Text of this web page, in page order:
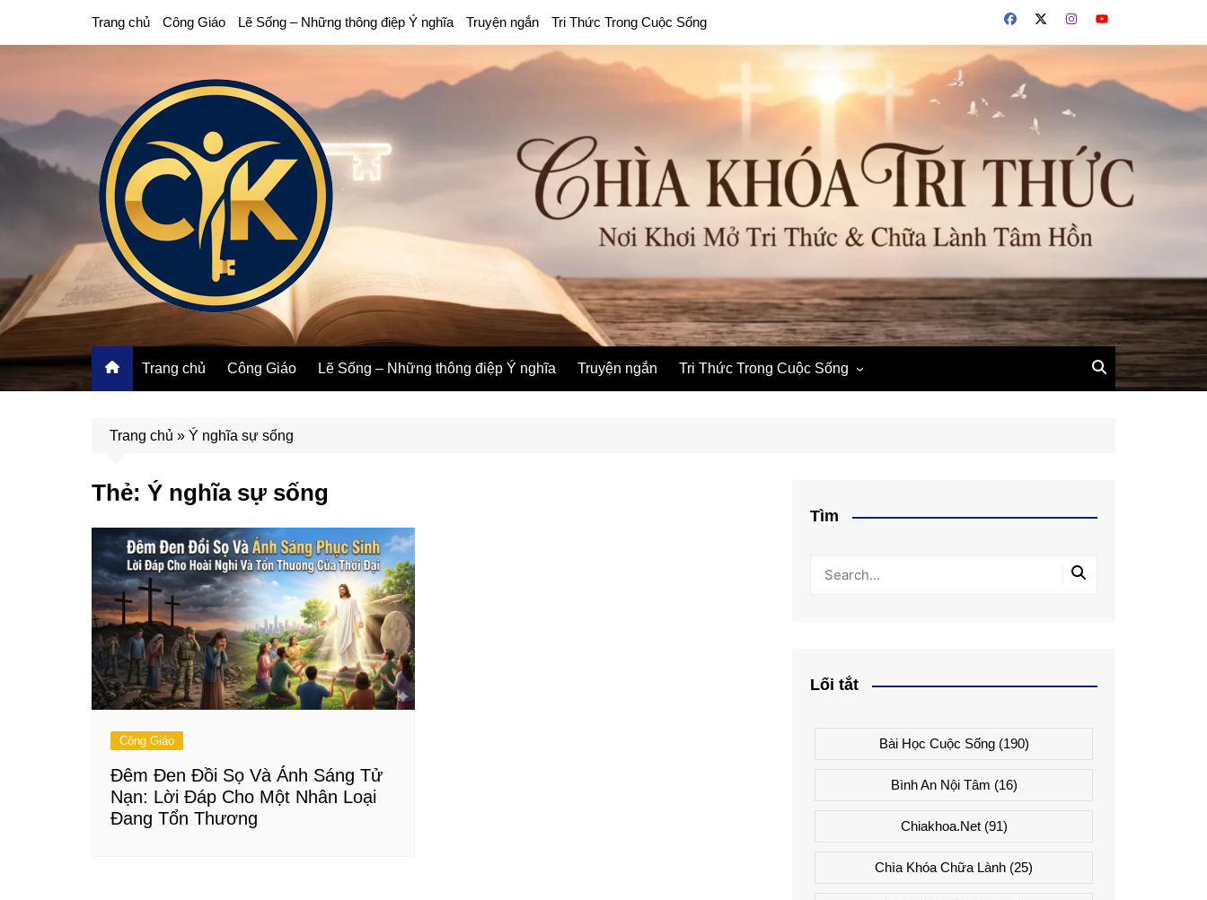
Trang chủ Công Giáo Lẽ Sống – Những thông điệp Ý nghĩa Truyện ngắn Tri Thức Trong Cuộc Sống
Trang chủ Công Giáo Lẽ Sống – Những thông điệp Ý nghĩa Truyện ngắn Tri Thức Trong Cuộc Sống
Trang chủ » Ý nghĩa sự sống
Thẻ: Ý nghĩa sự sống
Công Giáo
Đêm Đen Đồi Sọ Và Ánh Sáng Tử
Nạn: Lời Đáp Cho Một Nhân Loại
Đang Tổn Thương
Tìm
Lối tắt
Bài Học Cuộc Sống(190)
Bình An Nội Tâm (16)
Chiakhoa.net(91)
Chìa Khóa Chữa Lành (25)